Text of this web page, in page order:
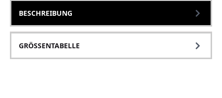
BESCHREIBUNG
GRÖSSENTABELLE